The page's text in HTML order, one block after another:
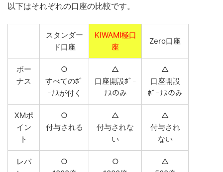
以下はそれぞれの口座の比較です。
スタンダー
ド口座
KIWAMI極口
座
Zero口座
ボー
ナス
○
すべてのﾎﾞ
ｰﾅｽが付く
△
口座開設ﾎﾞｰ
ﾅｽのみ
△
口座開設
ﾎﾞｰﾅｽのみ
XMポ
イン
ト
○
付与される
△
付与されな
い
△
付与され
ない
レバ
○
○
△